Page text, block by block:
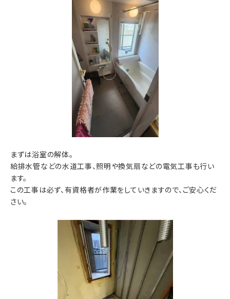
まずは浴室の解体。
給排水管などの水道工事、照明や換気扇などの電気工事も行い
ます。
この工事は必ず、有資格者が作業をしていきますので、ご安心くだ
さい。